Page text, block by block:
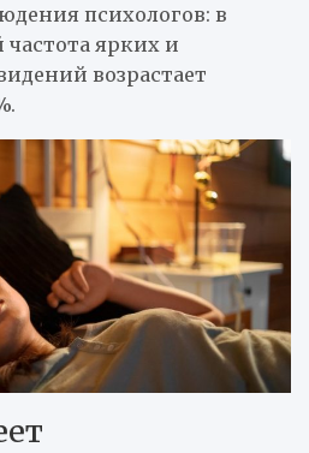
психологов: в
ярких и
возрастает